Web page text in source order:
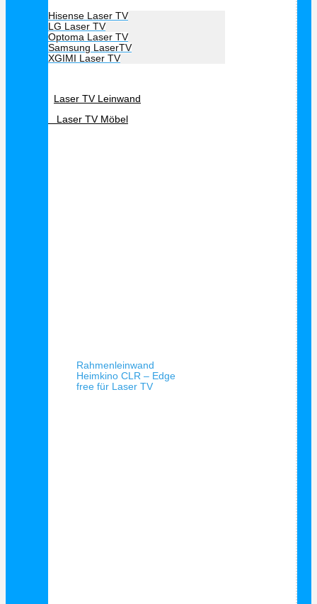
Hisense Laser TV
LG Laser TV
Optoma Laser TV
Samsung LaserTV
XGIMI Laser TV
Laser TV Leinwand
Laser TV Möbel
Rahmenleinwand
Heimkino CLR – Edge
free für Laser TV